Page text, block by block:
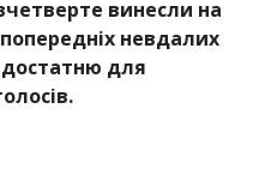
винесли на
невдалих
для